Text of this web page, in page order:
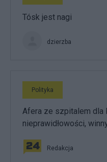
Tósk jest nagi
dzierzba
Polityka
Afera ze szpitalem dla
nieprawidłowości,
Redakcja